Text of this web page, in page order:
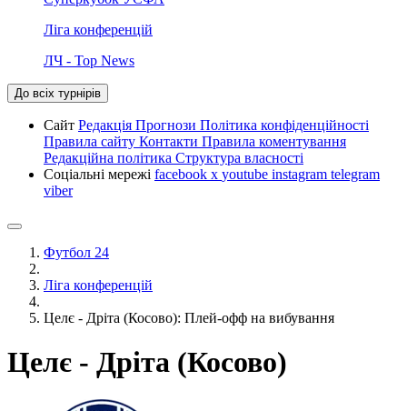
Ліга конференцій
ЛЧ - Top News
До всіх турнірів
Сайт Редакція Прогнози Політика конфіденційності
Правила сайту Контакти Правила коментування
Редакційна політика Структура власності
Соціальні мережі facebook x youtube instagram telegram
viber
Футбол 24
Ліга конференцій
Целє - Дріта (Косово): Плей-офф на вибування
Целє - Дріта (Косово)